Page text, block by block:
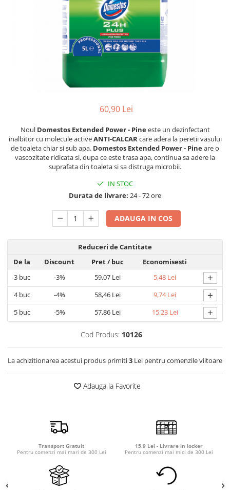
Soluții anticalcar, piatră și rugină
Soluții desfundat țevi
Curățare universală
Dezinfectanți suprafețe
Detergenți pardoseli
Gresie, piatră și granit
Detergenți rufe
Detergent rufe lichid
Detergent rufe pudră
Balsam de rufe
Înălbitor și îndepărtare pete
Soluții anticalcar, igienizante și
întreținere țesături
Produse pentru ras
Spumă de ras
Produse pentru ten
Apă micelară
Șervețele umede
60,90 Lei
Noul Domestos Extended Power - Pineeste un dezinfectant
inalbitor cu molecule activeANTI-CALCARcare adera la peretii vasului
de toaleta chiar si sub apa. Domestos Extended Power - Pineare o
vascozitate ridicata si, dupa ce este trasa apa, continua sa adere la
suprafata din toaleta si sa distruga microbii.
IN STOC
Durata de livrare: 24 - 72 ore
ADAUGA IN COS
Reduceri de Cantitate
De la
Discount Pret/ buc
Economisesti
3buc -3% 59,07 Lei 5,48 Lei +
4buc -4% 58,46 Lei 9,74 Lei +
5buc -5% 57,86 Lei 15,23 Lei +
Cod Produs: 10126
La achizitionarea acestui produs primiti3 Lei pentru comenzile viitoare
Adauga la Favorite
Transport Gratuit
Pentru comenzi mai mari de 300 Lei
15.9 Lei - Livrare in locker
Pentru comenzi mai mici de 300 Lei